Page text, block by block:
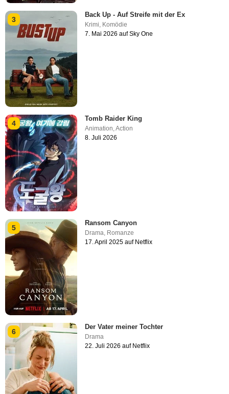
3
Back Up - Auf Streife mit der Ex
Krimi, Komödie
7. Mai 2026 auf Sky One
4
Tomb Raider King
Animation,Action
8. Juli 2026
5
Ransom Canyon
Drama Romanze
17. April 2025 auf Netflix
6
Der Vater meiner Tochter
Drama
22. Juli 2026 auf Netflix